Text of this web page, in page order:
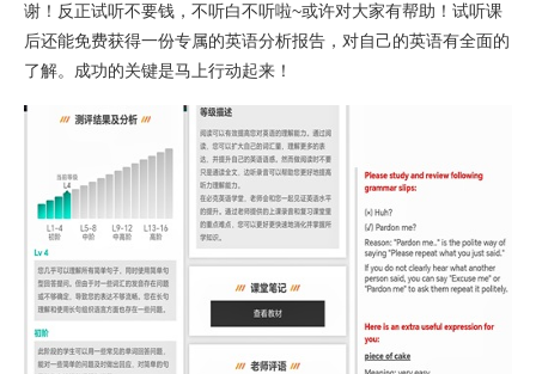
谢！反正试听不要钱，不听白不听啦~或许对大家有帮助！试听课
后还能免费获得一份专属的英语分析报告，对自己的英语有全面的
了解。成功的关键是马上行动起来！